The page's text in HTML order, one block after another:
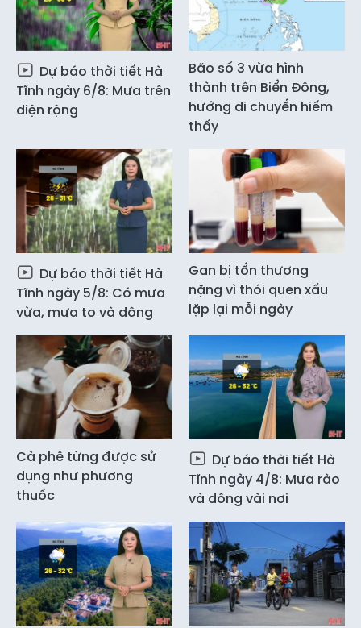
Dự báo thời tiết Hà
Tĩnh ngày 6/8: Mưa trên
diện rộng
Bão số 3 vừa hình
thành trên Biển Đông,
hướng di chuyển hiếm
thấy
Dự báo thời tiết Hà
Tĩnh ngày 5/8: Có mưa
vừa, mưa to và dông
Gan bị tổn thương
nặng vì thói quen xấu
lặp lại mỗi ngày
Cà phê từng được sử
dụng như phương
thuốc
Dự báo thời tiết Hà
Tĩnh ngày 4/8: Mưa rào
và dông vài nơi